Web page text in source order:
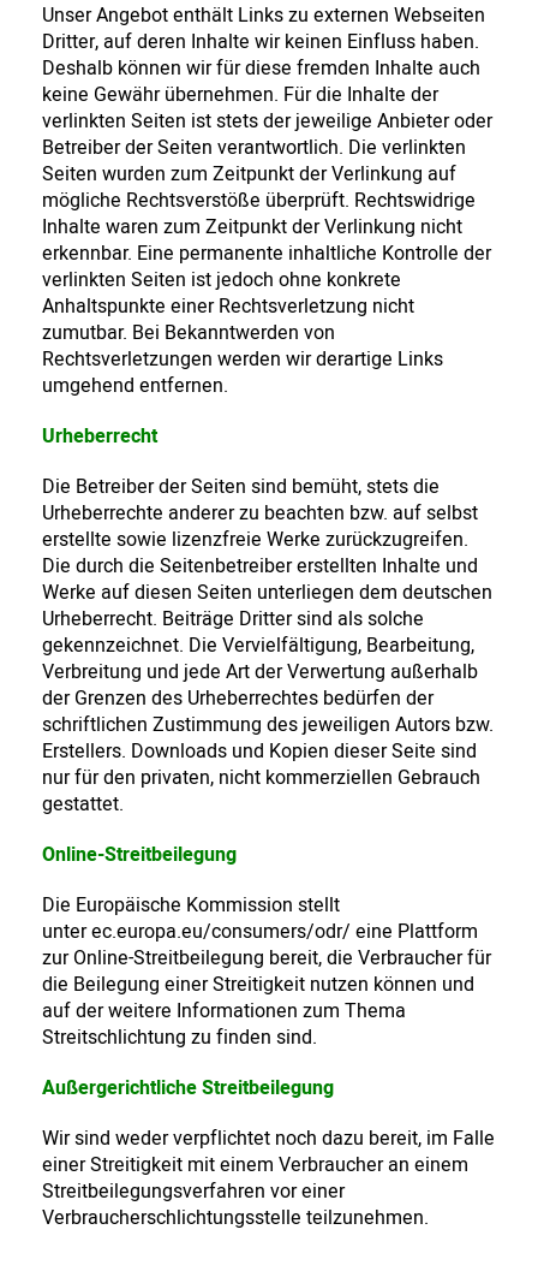
Unser Angebot enthält Links zu externen Webseiten
Dritter, auf deren Inhalte wir keinen Einfluss haben.
Deshalb können wir für diese fremden Inhalte auch
keine Gewähr übernehmen. Für die Inhalte der
verlinkten Seiten ist stets der jeweilige Anbieter oder
Betreiber der Seiten verantwortlich. Die verlinkten
Seiten wurden zum Zeitpunkt der Verlinkung auf
mögliche Rechtsverstöße überprüft. Rechtswidrige
Inhalte waren zum Zeitpunkt der Verlinkung nicht
erkennbar. Eine permanente inhaltliche Kontrolle der
verlinkten Seiten ist jedoch ohne konkrete
Anhaltspunkte einer Rechtsverletzung nicht
zumutbar. Bei Bekanntwerden von
Rechtsverletzungen werden wir derartige Links
umgehend entfernen.
Urheberrecht
Die Betreiber der Seiten sind bemüht, stets die
Urheberrechte anderer zu beachten bzw. auf selbst
erstellte sowie lizenzfreie Werke zurückzugreifen.
Die durch die Seitenbetreiber erstellten Inhalte und
Werke auf diesen Seiten unterliegen dem deutschen
Urheberrecht. Beiträge Dritter sind als solche
gekennzeichnet. Die Vervielfältigung, Bearbeitung,
Verbreitung und jede Art der Verwertung außerhalb
der Grenzen des Urheberrechtes bedürfen der
schriftlichen Zustimmung des jeweiligen Autors bzw.
Erstellers. Downloads und Kopien dieser Seite sind
nur für den privaten, nicht kommerziellen Gebrauch
gestattet.
Online-Streitbeilegung
Die Europäische Kommission stellt
unterec.europa.eu/consumers/odr/ eine Plattform
zur Online-Streitbeilegung bereit, die Verbraucher für
die Beilegung einer Streitigkeit nutzen können und
auf der weitere Informationen zum Thema
Streitschlichtung zu finden sind.
Außergerichtliche Streitbeilegung
Wir sind weder verpflichtet noch dazu bereit, im Falle
einer Streitigkeit mit einem Verbraucher an einem
Streitbeilegungsverfahren vor einer
Verbraucherschlichtungsstelle teilzunehmen.